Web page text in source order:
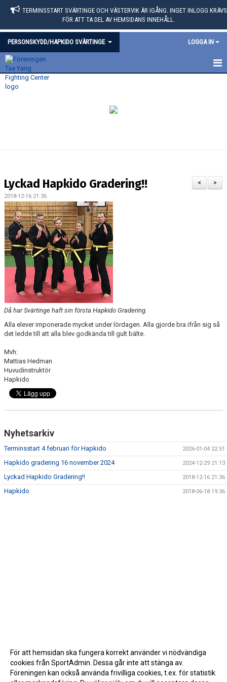
TERMINSSTART SVÄRTINGE OCH VÄSTERVIK ÄR IGÅNG. INGET INLOGG KRÄVS
FÖR ATT TA DEL AV HEMSIDANS INNEHÅLL.
PERSONSKYDD/HAPKIDO SVÄRTINGE LOGGA IN
BILDGALLERI
>
<
Lyckad Hapkido Gradering!!
2018-12-16 21:36
Då har Svärtinge haft sin första Hapkido Gradering.
Alla elever imponerade mycket under lördagen. Alla gjorde bra ifrån sig så
det ledde till att alla blev godkända till gult bälte.
Mvh:
Mattias Hedman
Huvudinstruktör
Hapkido
Nyhetsarkiv
Terminsstart 4 februari för Hapkido 2026-01-04 22:51
Hapkido gradering 16 november 2024 2024-12-29 21:13
Lyckad Hapkido Gradering!! 2018-12-16 21:36
Hapkido 2018-06-18 19:36
För att hemsidan ska fungera korrekt använder vi nödvändiga
cookies från SportAdmin. Dessa går inte att stänga av.
Föreningen kan också använda frivilliga cookies, t.ex. för statistik